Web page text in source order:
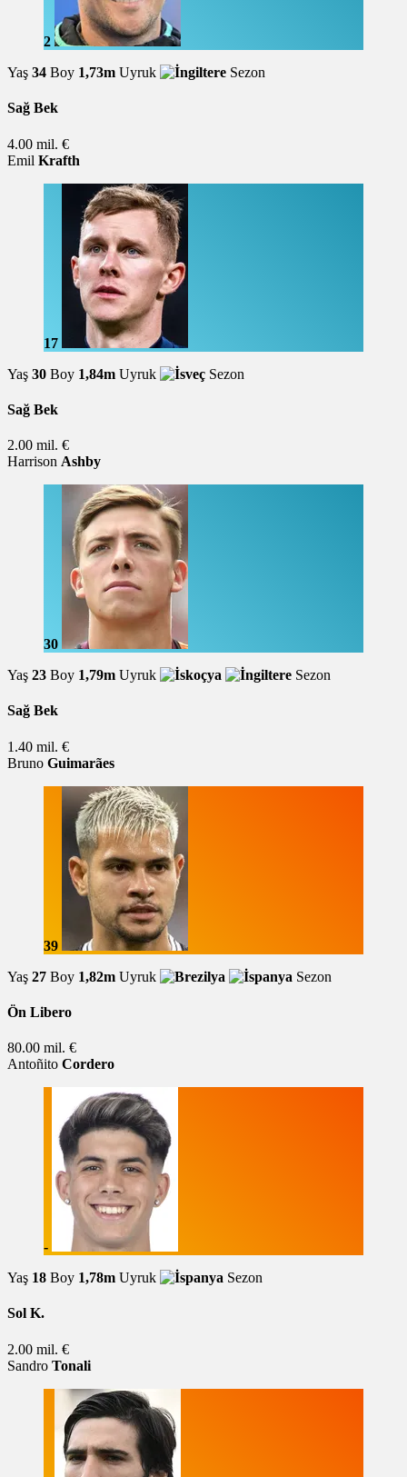
2
Yaş 34 Boy 1,73m Uyruk Sezon
Sağ Bek
4.00 mil. €
Emil Krafth
17
Yaş 30 Boy 1,84m Uyruk Sezon
Sağ Bek
2.00 mil. €
Harrison Ashby
30
Yaş 23 Boy 1,79m Uyruk Sezon
Sağ Bek
1.40 mil. €
Bruno Guimarães
39
Yaş 27 Boy 1,82m Uyruk Sezon
Ön Libero
80.00 mil. €
Antoñito Cordero
-
Yaş 18 Boy 1,78m Uyruk Sezon
Sol K.
2.00 mil. €
Sandro Tonali